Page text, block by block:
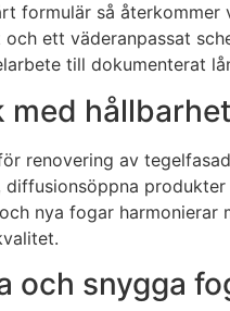
så
ett väderanpassat
till dokumenterat
med
renovering av
nya fogar harmonierar
och snygga